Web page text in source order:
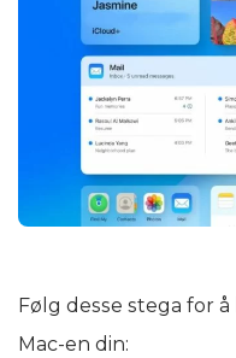
Følg desse stega for
Mac-en din: